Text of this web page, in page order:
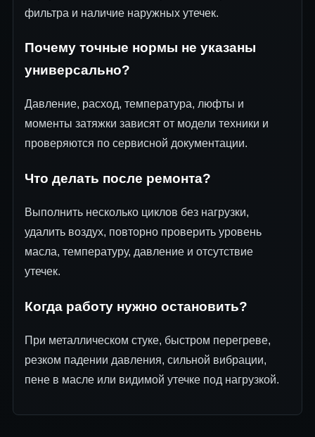
фильтра и наличие наружных утечек.
Почему точные нормы не указаны
универсально?
Давление, расход, температура, люфты и
моменты затяжки зависят от модели техники и
проверяются по сервисной документации.
Что делать после ремонта?
Выполнить несколько циклов без нагрузки,
удалить воздух, повторно проверить уровень
масла, температуру, давление и отсутствие
утечек.
Когда работу нужно остановить?
При металлическом стуке, быстром перегреве,
резком падении давления, сильной вибрации,
пене в масле или видимой утечке под нагрузкой.